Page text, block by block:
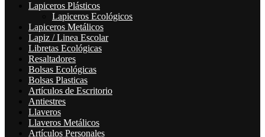
Lapiceros Plásticos
Lapiceros Ecológicos
Lapiceros Metálicos
Lapiz / Linea Escolar
Libretas Ecológicas
Resaltadores
Bolsas Ecológicas
Bolsas Plasticas
Artículos de Escritorio
Antiestres
Llaveros
Llaveros Metálicos
Artículos Personales